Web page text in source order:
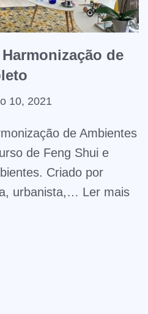
de
10, 2021
de Ambientes
de Feng Shui e
Criado por
urbanista,… Ler mais